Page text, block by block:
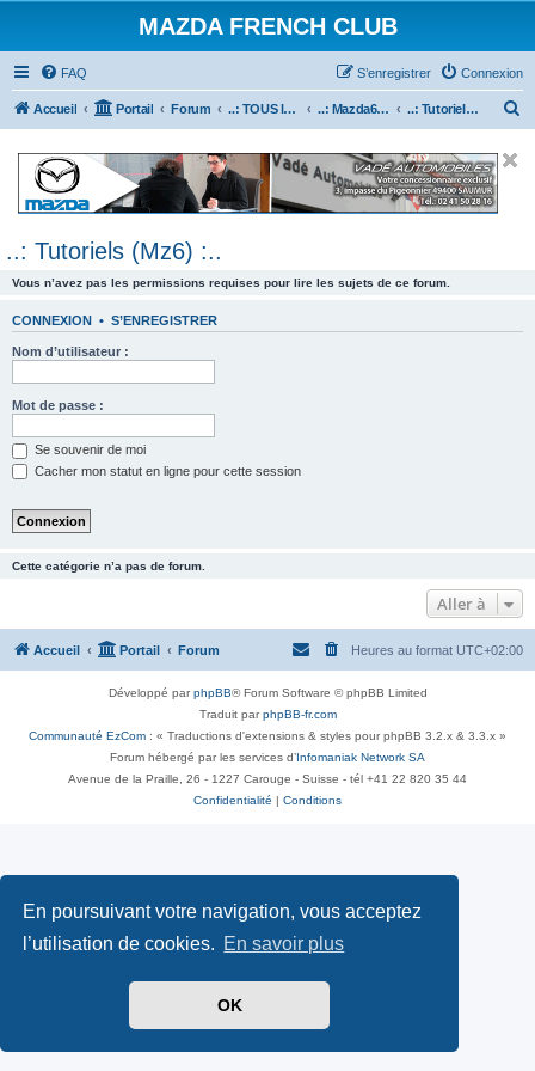
En poursuivant votre navigation, vous acceptez
l’utilisation de cookies. En savoir plus
OK
MAZDA FRENCH CLUB
FAQ Connexion
S’enregistrer
Accueil Portail Forum ..: TOUS les Véhicules MAZDA :.. ..: Mazda6 :.. ..: Tutoriels (Mz6) :..
e
..: Tutoriels (Mz6) :..
Vous n’avez pas les permissions requises pour lire les sujets de ce forum.
CONNEXION • S’ENREGISTRER
Nom d’utilisateur :
Mot de passe :
Se souvenir de moi
Cacher mon statut en ligne pour cette session
Cette catégorie n’a pas de forum.
Aller à
Accueil Portail Forum Heures au format UTC+02:00
Développé parphpBB® Forum Software © phpBB Limited
Traduit parphpBB-fr.com
Communauté EzCom : « Traductions d'extensions & styles pour phpBB 3.2.x & 3.3.x »
Forum hébergé par les services d’ Infomaniak Network SA
Avenue de la Praille, 26 - 1227 Carouge - Suisse - tél +41 22 820 35 44
Confidentialité
Conditions